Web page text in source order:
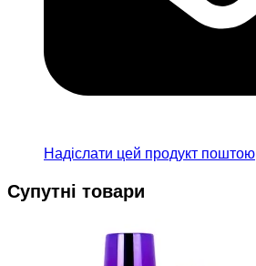
Надіслати цей продукт поштою
Супутні товари